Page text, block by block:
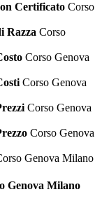
Certificato Corso
Razza Corso
Corso Genova
Corso Genova
Corso Genova
Corso Genova
Genova Milano
Genova Milano